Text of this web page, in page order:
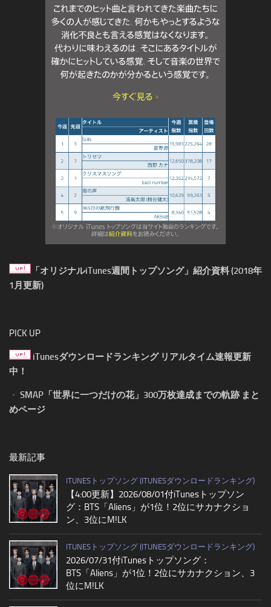
「オリジナルiTunes週間トップソング」紹介資料 (2018年
1月更新)
PICK UP
iTunesダウンロードランキング リアルタイム速報更新
中！
・ SMAP「世界に一つだけの花」300万枚達成までの軌跡 まと
めページ
最新記事
ITUNESトップソング (ITUNESダウンロードランキング)
【4:00更新】2026/08/01付iTunesトップソン
グ：BTS「Aliens」が1位！2位にサカナクショ
ン、3位にM!LK
ITUNESトップソング (ITUNESダウンロードランキング)
2026/07/31付iTunesトップソング：
BTS「Aliens」が1位！2位にサカナクション、3
位にM!LK